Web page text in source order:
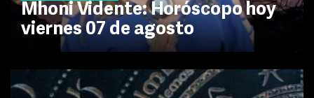
Mhoni Vidente: Horóscopo hoy
viernes 07 de agosto